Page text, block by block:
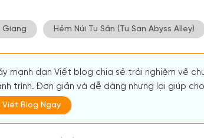
Giang Hẻm Núi Tu Sản (Tu San Abyss Alley)
mạnh dạn Viết blog chia sẻ trải nghiệm về
trình. Đơn giản và dễ dàng nhưng lại giúp
Viết Blog Ngay